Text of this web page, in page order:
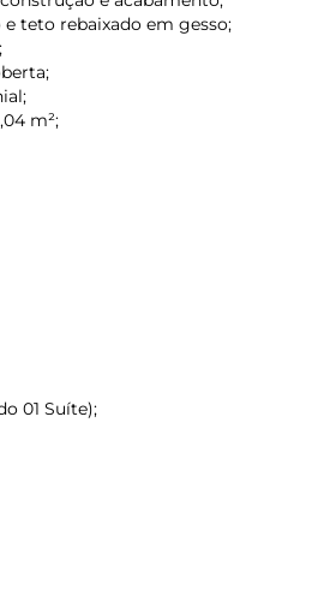
teto rebaixado em gesso;
m²;
01 Suíte);